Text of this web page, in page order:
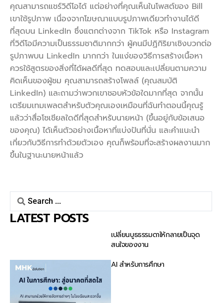
คุณสามารถแชร์วิดีโอได้ แต่อย่างที่คุณเห็นในโพสต์ของ Bill
เขาใช้รูปภาพ เนื่องจากโฆษณาแบบรูปภาพเดียวทำงานได้ดี
ที่สุดบน LinkedIn ซึ่งแตกต่างจาก TikTok หรือ Instagram
ที่วิดีโอมีความเป็นธรรมชาติมากกว่า ผู้คนมีปฏิกิริยาเชิงบวกต่อ
รูปภาพบน LinkedIn มากกว่า ในแง่ของวิธีการสร้างเนื้อหา
ควรใช้สูตรของสิ่งที่ได้ผลดีที่สุด ทดสอบและเปลี่ยนตามความ
คิดเห็นของผู้ชม คุณสามารถสร้างโพลล์ (คุณสมบัติ
LinkedIn) และถามว่าพวกเขาชอบหัวข้อใดมากที่สุด จากนั้น
เตรียมเทมเพลตสำหรับตัวคุณเองเหมือนที่ฉันทำตอนนี้คุณรู้
แล้วว่าสื่อโซเชียลใดดีที่สุดสำหรับนายหน้า (ขึ้นอยู่กับข้อเสนอ
ของคุณ) ได้เห็นตัวอย่างเนื้อหาที่แบ่งปันที่นั่น และคำแนะนำ
เกี่ยวกับวิธีการทำด้วยตัวเอง คุณก็พร้อมที่จะสร้างผลงานมาก
ขึ้นในฐานะนายหน้าแล้ว
LATEST POSTS
เปลี่ยนบูธธรรมดาให้กลายเป็นจุด
สนใจของงาน
AI สำหรับการศึกษา